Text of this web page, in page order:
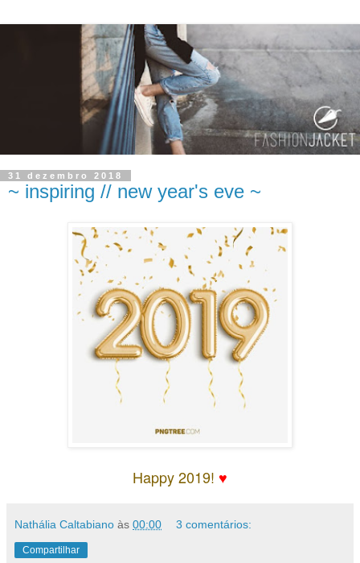
31 dezembro 2018
~ inspiring // new year's eve ~
Happy 2019! ♥
Nathália Caltabiano às 00:00 3 comentários:
Compartilhar